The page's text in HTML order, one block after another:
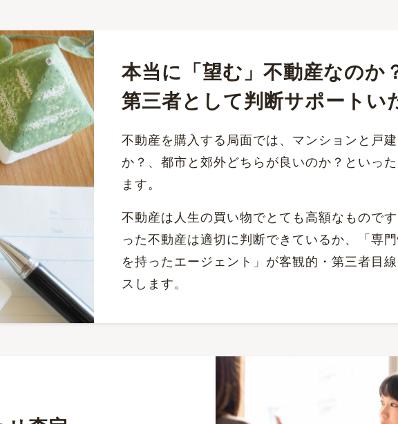
本当に「望む」不動産なのか
第三者として判断サポートい
不動産を購入する局面では、マンションと戸
か？、都市と郊外どちらが良いのか？といっ
ます。
不動産は人生の買い物でとても高額なもので
った不動産は適切に判断できているか、「専
を持ったエージェント」が客観的・第三者目
スします。